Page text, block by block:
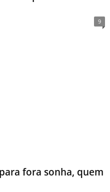
9
fora sonha, quem